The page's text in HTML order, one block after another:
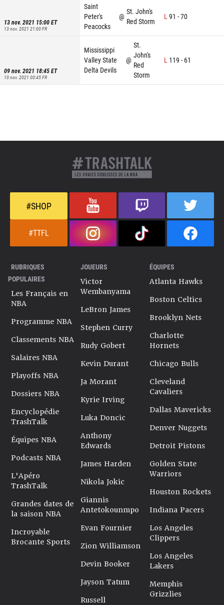
13 nov. 2021 15:00ET
13 nov. 2021 21:00FR
Saint
Peter's
Peacocks
@
St. John's
Red Storm
L91 -70
09 nov. 2021 18:45ET
10 nov. 2021 00:45FR
Mississippi
Valley State
Delta Devils
@
St.
John's
Red
Storm
L 119 - 61
#SHOP
#TTFL
RUBRIQUES
POPULAIRES
Les Français en
NBA
Programme NBA
Classements NBA
Salaires NBA
Playoffs NBA
Dossiers NBA
Encyclopédie
TrashTalk
Équipes NBA
Podcasts NBA
L'Apéro
TrashTalk
Grandes dates de
la saison NBA
Incroyable
Brocante Sports
JOUEURS
Victor
Wembanyama
LeBron James
Stephen Curry
Rudy Gobert
Kevin Durant
Ja Morant
Kyrie Irving
Luka Doncic
Anthony
Edwards
James Harden
Nikola Jokic
Giannis
Antetokounmpo
Evan Fournier
Zion Williamson
Devin Booker
Jayson Tatum
Russell
ÉQUIPES
Atlanta Hawks
Boston Celtics
Brooklyn Nets
Charlotte
Hornets
Chicago Bulls
Cleveland
Cavaliers
Dallas Mavericks
Denver Nuggets
Detroit Pistons
Golden State
Warriors
Houston Rockets
Indiana Pacers
Los Angeles
Clippers
Los Angeles
Lakers
Memphis
Grizzlies